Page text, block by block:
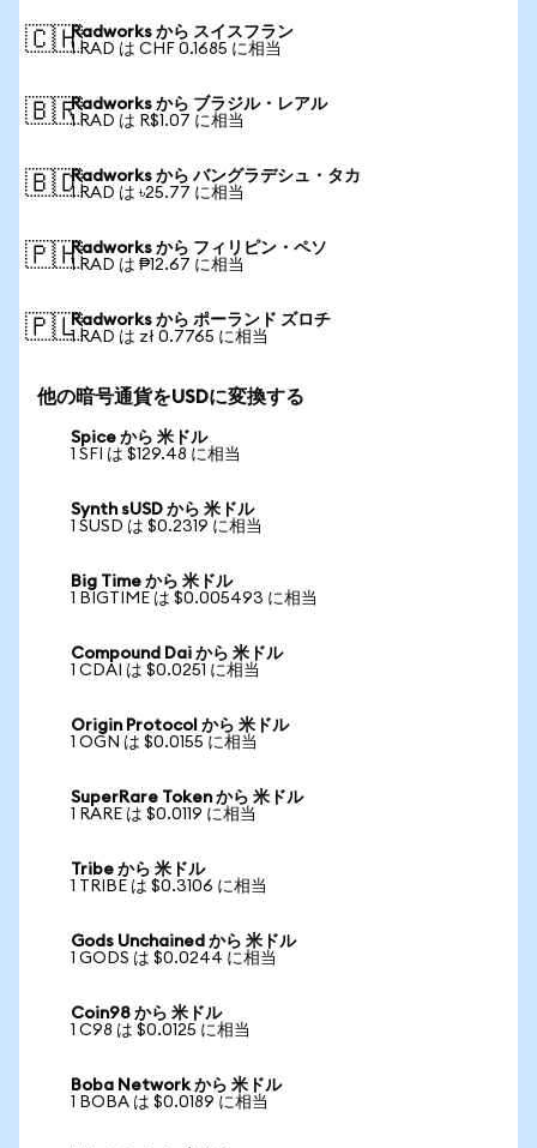
🇨🇭Radworks から スイスフラン
1 RAD は CHF 0.1685 に相当
🇧🇷Radworks から ブラジル・レアル
1 RAD は R$1.07 に相当
🇧🇩Radworks から バングラデシュ・タカ
1 RAD は ৳25.77 に相当
🇵🇭Radworks から フィリピン・ペソ
1 RAD は ₱12.67 に相当
🇵🇱Radworks から ポーランド ズロチ
1 RAD は zł 0.7765 に相当
他の暗号通貨をUSDに変換する
Spice から 米ドル
1 SFI は $129.48 に相当
Synth sUSD から 米ドル
1 SUSD は $0.2319 に相当
Big Time から 米ドル
1 BIGTIME は $0.005493 に相当
Compound Dai から 米ドル
1 CDAI は $0.0251 に相当
Origin Protocol から 米ドル
1 OGN は $0.0155 に相当
SuperRare Token から 米ドル
1 RARE は $0.0119 に相当
Tribe から 米ドル
1 TRIBE は $0.3106 に相当
Gods Unchained から 米ドル
1 GODS は $0.0244 に相当
Coin98 から 米ドル
1 C98 は $0.0125 に相当
Boba Network から 米ドル
1 BOBA は $0.0189 に相当